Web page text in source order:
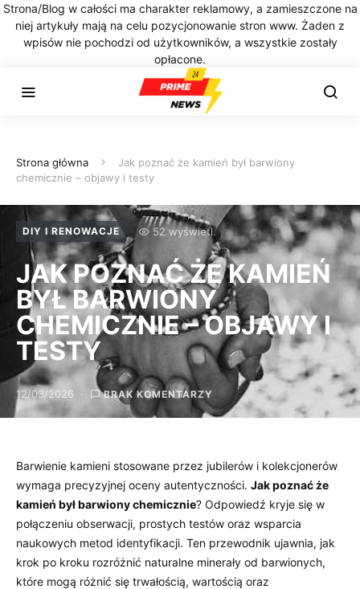
Strona/Blog w całości ma charakter reklamowy, a zamieszczone na
niej artykuły mają na celu pozycjonowanie stron www. Żaden z
wpisów nie pochodzi od użytkowników, a wszystkie zostały
opłacone.
Strona główna
Jak poznać że kamień był barwiony
chemicznie – objawy i testy
DIY I RENOWACJE 52 wyświetl.
JAK POZNAĆ ŻE KAMIEŃ
BYŁ BARWIONY
CHEMICZNIE – OBJAWY I
TESTY
12/03/2026 BRAK KOMENTARZY
Barwienie kamieni stosowane przez jubilerów i kolekcjonerów
wymaga precyzyjnej oceny autentyczności. Jak poznać że
kamień był barwiony chemicznie? Odpowiedź kryje się w
połączeniu obserwacji, prostych testów oraz wsparcia
naukowych metod identyfikacji. Ten przewodnik ujawnia, jak
krok po kroku rozróżnić naturalne minerały od barwionych,
które mogą różnić się trwałością, wartością oraz